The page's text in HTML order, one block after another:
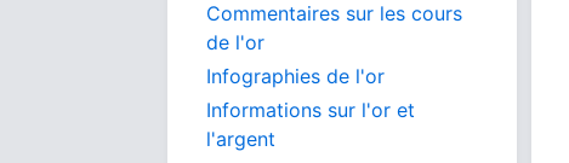
Commentaires sur les cours
de l'or
Infographies de l'or
Informations sur l'or et
l'argent